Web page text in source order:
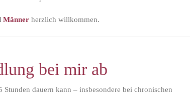
Männerherzlich willkommen.
bei mir ab
Stunden dauern kann – insbesondere bei chronischen